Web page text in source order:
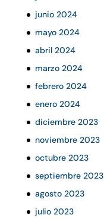
junio 2024
mayo 2024
abril 2024
marzo 2024
febrero 2024
enero 2024
diciembre 2023
noviembre 2023
octubre 2023
septiembre 2023
agosto 2023
julio 2023